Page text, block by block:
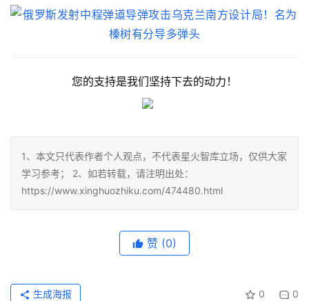
您的支持是我们坚持下去的动力！
1、本文只代表作者个人观点，不代表星火智库立场，仅供大家
学习参考； 2、如若转载，请注明出处：
https://www.xinghuozhiku.com/474480.html
赞 (0)
0 0
生成海报